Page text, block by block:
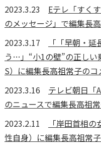
2023.3.23 Eテレ「すく
のメッセージ」で編集長
2023.3.17
「「早朝・
う…」“小1の壁”の正しい
S）に編集長高祖常子の
2023.3.16 テレビ朝日「
のニュースで編集長高祖
2023.2.11
「岸田首相
性自身）に編集長高祖常